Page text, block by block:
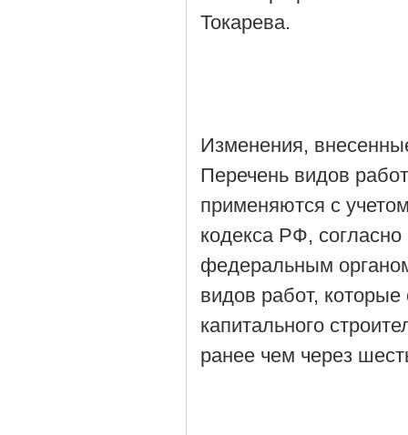
Токарева.
Изменения,
Перечень видов
применяются с
кодекса РФ,
федеральным
видов работ,
капитального
ранее чем через